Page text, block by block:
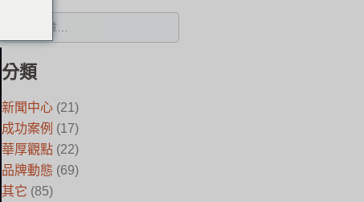
分類
新聞中心(21)
成功案例 (17)
華厚觀點(22)
品牌動態 (69)
其它 (85)